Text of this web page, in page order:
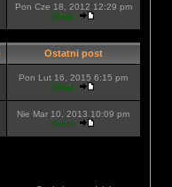
Pon Cze 18, 2012 12:29 pm
Cinek
Ostatni post
Pon Lut 16, 2015 6:15 pm
Cinek
Nie Mar 10, 2013 10:09 pm
Cinek